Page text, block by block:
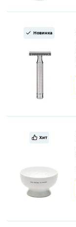
Новинка
Хит